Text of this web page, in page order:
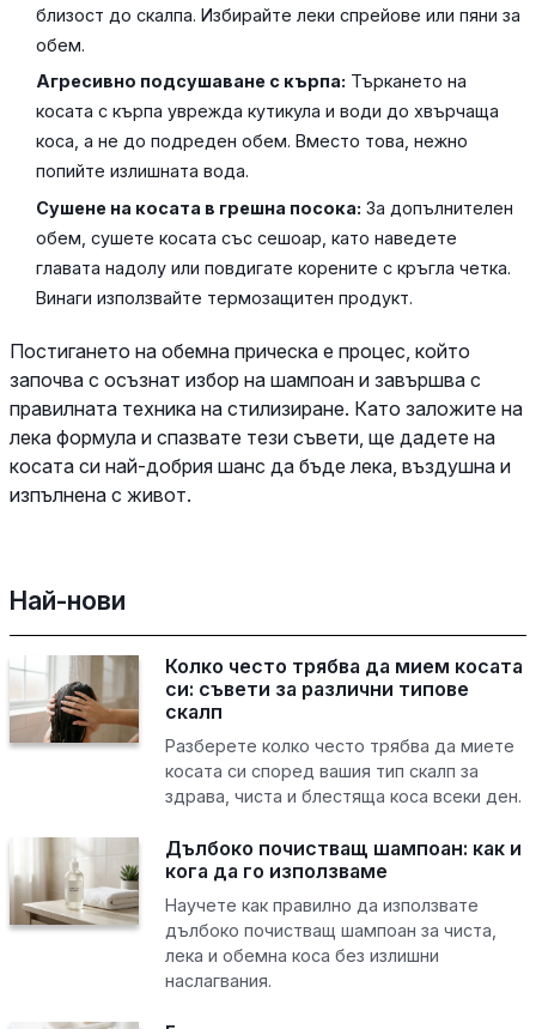
близост до скалпа. Избирайте леки спрейове или пяни за
обем.
Агресивно подсушаване с кърпа: Търкането на
косата с кърпа уврежда кутикула и води до хвърчаща
коса, а не до подреден обем. Вместо това, нежно
попийте излишната вода.
Сушене на косата в грешна посока: За допълнителен
обем, сушете косата със сешоар, като наведете
главата надолу или повдигате корените с кръгла четка.
Винаги използвайте термозащитен продукт.
Постигането на обемна прическа е процес, който
започва с осъзнат избор на шампоан и завършва с
правилната техника на стилизиране. Като заложите на
лека формула и спазвате тези съвети, ще дадете на
косата си най-добрия шанс да бъде лека, въздушна и
изпълнена с живот.
Най-нови
Колко често трябва да мием косата
си: съвети за различни типове
скалп
Разберете колко често трябва да миете
косата си според вашия тип скалп за
здрава, чиста и блестяща коса всеки ден.
Дълбоко почистващ шампоан: как и
кога да го използваме
Научете как правилно да използвате
дълбоко почистващ шампоан за чиста,
лека и обемна коса без излишни
наслагвания.